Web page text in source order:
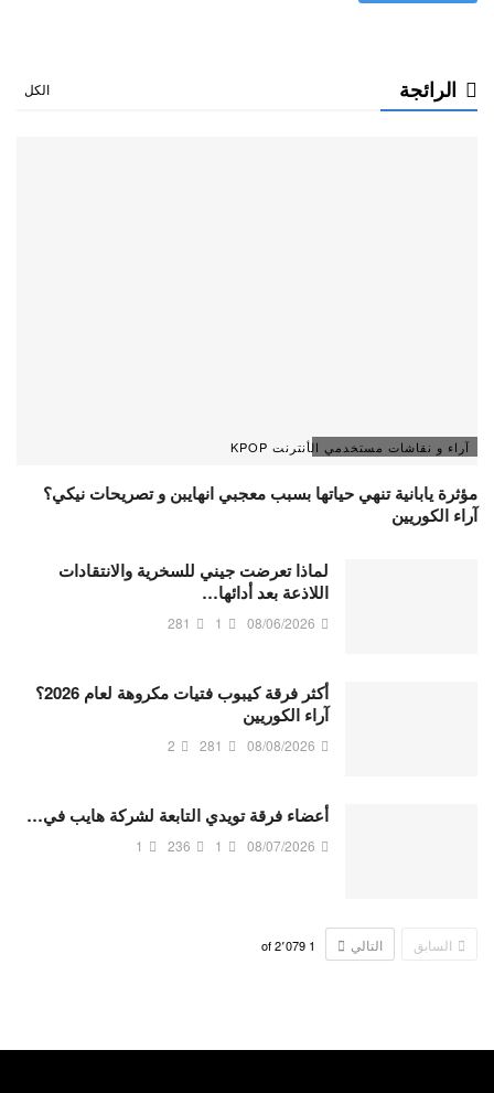
الرائجة الكل
آراء و نقاشات مستخدمي الأنترنت KPOP
مؤثرة يابانية تنهي حياتها بسبب معجبي انهايبن و تصريحات نيكي؟
آراء الكوريين
لماذا تعرضت جيني للسخرية والانتقادات
اللاذعة بعد أدائها…
08/06/2026
1
281
أكثر فرقة كيبوب فتيات مكروهة لعام 2026؟
آراء الكوريين
08/08/2026
281
2
أعضاء فرقة تويدي التابعة لشركة هايب في…
08/07/2026
1
236
1
السابق التالي 1 2٬079